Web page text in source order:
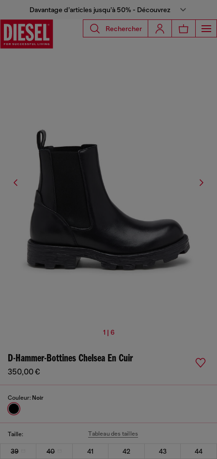
Davantage d’articles jusqu’à 50% - Découvrez
Rechercher
1 | 6
D-Hammer-Bottines Chelsea En Cuir
350,00 €
Couleur: Noir
Taille: Tableau des tailles
39 40 41 42 43
44